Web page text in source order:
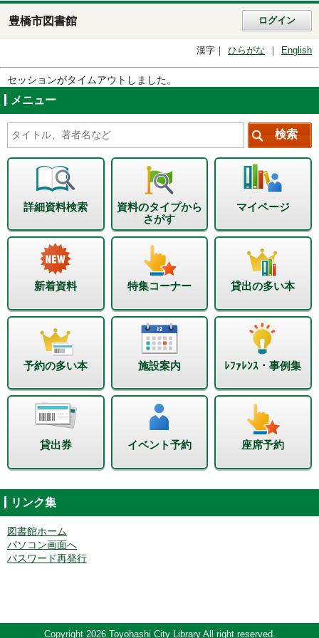
豊橋市図書館 ログイン
漢字 ひらがな English
セッションがタイムアウトしました。
メニュー
詳細資料検索
資料のタイプから
さがす
マイページ
新着資料 特集コーナー 貸出の多い本
予約の多い本 施設案内 ﾚﾌｧﾚﾝｽ・事例集
貸出券 イベント予約 座席予約
リンク集
図書館ホーム
パソコン画面へ
パスワード再発行
Copyright 2026 Toyohashi City Library All right reserved.